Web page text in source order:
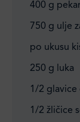
400 g
750 g ulje
po ukusu
250 g luka
1/2 glavice
1/2 žličice